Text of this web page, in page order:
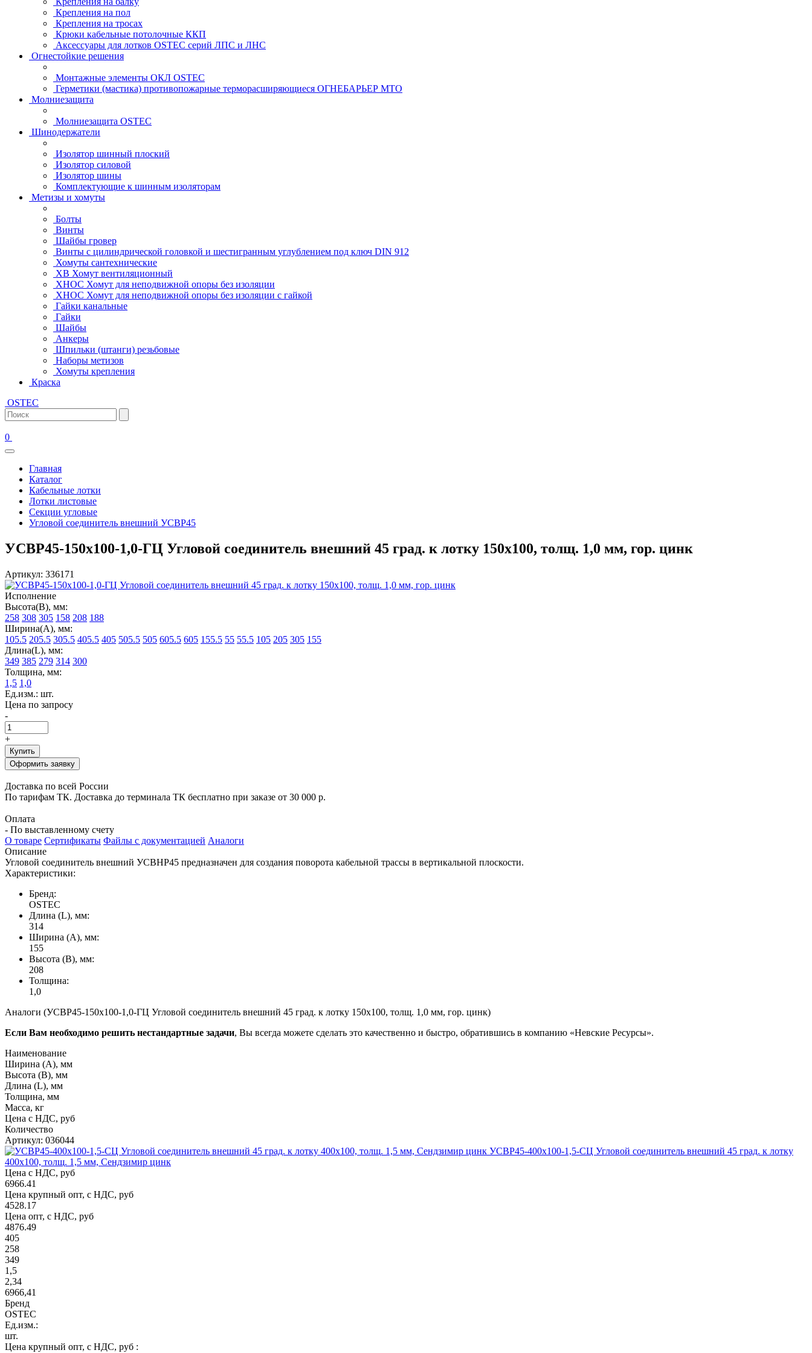
Крепления на пол
Крепления на тросах
Крюки кабельные потолочные ККП
Аксессуары для лотков OSTEC серий ЛПС и ЛНС
Огнестойкие решения
Монтажные элементы ОКЛ OSTEC
Герметики (мастика) противопожарные терморасширяющиеся ОГНЕБАРЬЕР МТО
Молниезащита
Молниезащита OSTEC
Шинодержатели
Изолятор шинный плоский
Изолятор силовой
Изолятор шины
Комплектующие к шинным изоляторам
Метизы и хомуты
Болты
Винты
Шайбы гровер
Винты с цилиндрической головкой и шестигранным углублением под ключ DIN 912
Хомуты сантехнические
ХВ Хомут вентиляционный
ХНОС Хомут для неподвижной опоры без изоляции
ХНОС Хомут для неподвижной опоры без изоляции с гайкой
Гайки канальные
Гайки
Шайбы
Анкеры
Шпильки (штанги) резьбовые
Наборы метизов
Хомуты крепления
Краска
OSTEC
0
Главная
Каталог
Кабельные лотки
Лотки листовые
Секции угловые
Угловой соединитель внешний УСВР45
УСВР45-150х100-1,0-ГЦ Угловой соединитель внешний 45 град. к лотку 150х100, толщ. 1,0 мм, гор. цинк
Артикул: 336171
Исполнение
Высота(В), мм:
258 308 305 158 208 188
Ширина(А), мм:
105.5 205.5 305.5 405.5 405 505.5 505 605.5 605 155.5 55 55.5 105 205 305 155
Длина(L), мм:
349 385 279 314 300
Толщина, мм:
1,5 1,0
Ед.изм.: шт.
Цена по запросу
-
+
Купить
Оформить заявку
Доставка по всей России
По тарифам ТК. Доставка до терминала ТК бесплатно при заказе от 30 000 р.
Оплата
- По выставленному счету
О товаре Сертификаты Файлы с документацией Аналоги
Описание
Угловой соединитель внешний УСВНР45 предназначен для создания поворота кабельной трассы в вертикальной плоскости.
Характеристики:
Бренд:
OSTEC
Длина (L), мм:
314
Ширина (А), мм:
155
Высота (В), мм:
208
Толщина:
1,0
Аналоги (УСВР45-150х100-1,0-ГЦ Угловой соединитель внешний 45 град. к лотку 150х100, толщ. 1,0 мм, гор. цинк)
Если Вам необходимо решить нестандартные задачи, Вы всегда можете сделать это качественно и быстро, обратившись в компанию «Невские Ресурсы».
Наименование
Ширина (А), мм
Высота (В), мм
Длина (L), мм
Толщина, мм
Масса, кг
Цена с НДС, руб
Количество
Артикул: 036044
УСВР45-400х100-1,5-СЦ Угловой соединитель внешний 45 град. к лотку
400х100, толщ. 1,5 мм, Сендзимир цинк
Цена с НДС, руб
6966.41
Цена крупный опт, с НДС, руб
4528.17
Цена опт, с НДС, руб
4876.49
405
258
349
1,5
2,34
6966,41
Бренд
OSTEC
Ед.изм.:
шт.
Цена крупный опт, с НДС, руб :